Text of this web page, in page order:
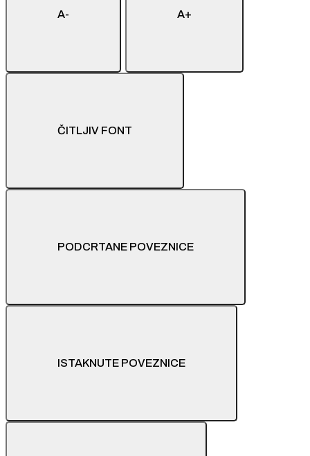
A- A+
ČITLJIV FONT
PODCRTANE POVEZNICE
ISTAKNUTE POVEZNICE